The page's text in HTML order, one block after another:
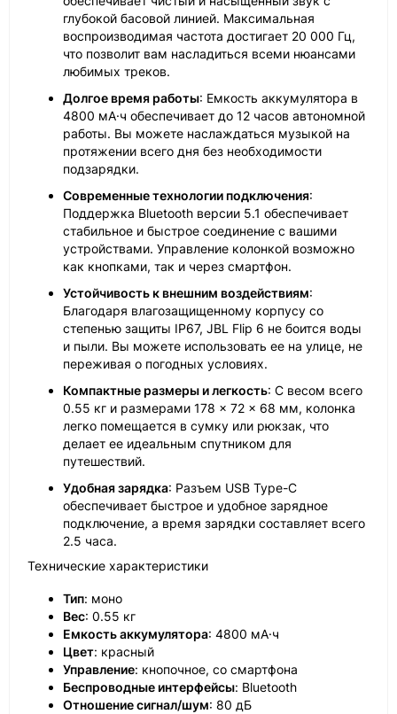
глубокой басовой линией. Максимальная
воспроизводимая частота достигает 20 000 Гц,
что позволит вам насладиться всеми нюансами
любимых треков.
Долгое время работы: Емкость аккумулятора в
4800 мА·ч обеспечивает до 12 часов автономной
работы. Вы можете наслаждаться музыкой на
протяжении всего дня без необходимости
подзарядки.
Современные технологии подключения:
Поддержка Bluetooth версии 5.1 обеспечивает
стабильное и быстрое соединение с вашими
устройствами. Управление колонкой возможно
как кнопками, так и через смартфон.
Устойчивость к внешним воздействиям:
Благодаря влагозащищенному корпусу со
степенью защиты IP67, JBL Flip 6 не боится воды
и пыли. Вы можете использовать ее на улице, не
переживая о погодных условиях.
Компактные размеры и легкость: С весом всего
0.55 кг и размерами 178 × 72 × 68 мм, колонка
легко помещается в сумку или рюкзак, что
делает ее идеальным спутником для
путешествий.
Удобная зарядка: Разъем USB Type-C
обеспечивает быстрое и удобное зарядное
подключение, а время зарядки составляет всего
2.5 часа.
Технические характеристики
Тип: моно
Вес: 0.55 кг
Емкость аккумулятора: 4800 мА·ч
Цвет: красный
Управление: кнопочное, со смартфона
Беспроводные интерфейсы: Bluetooth
Отношение сигнал/шум: 80 дБ